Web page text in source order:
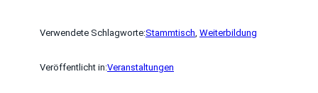
Verwendete Schlagworte:Stammtisch, Weiterbildung
Veröffentlicht in:Veranstaltungen